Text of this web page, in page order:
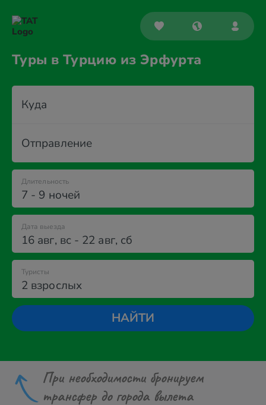
Туры в Турцию из Эрфурта
Куда
Отправление
7 - 9 ночей
Длительность
Дата выезда
16 авг, вс- 22 авг, сб
2 взрослых
Туристы
НАЙТИ
При необходимости бронируем
трансфер до города вылета